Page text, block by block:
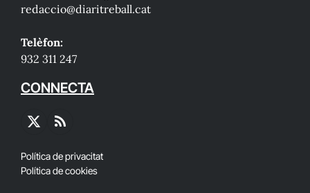
redaccio@diaritreball.cat
Telèfon:
932 311 247
CONNECTA
X
RSS
Política de privacitat
Política de cookies